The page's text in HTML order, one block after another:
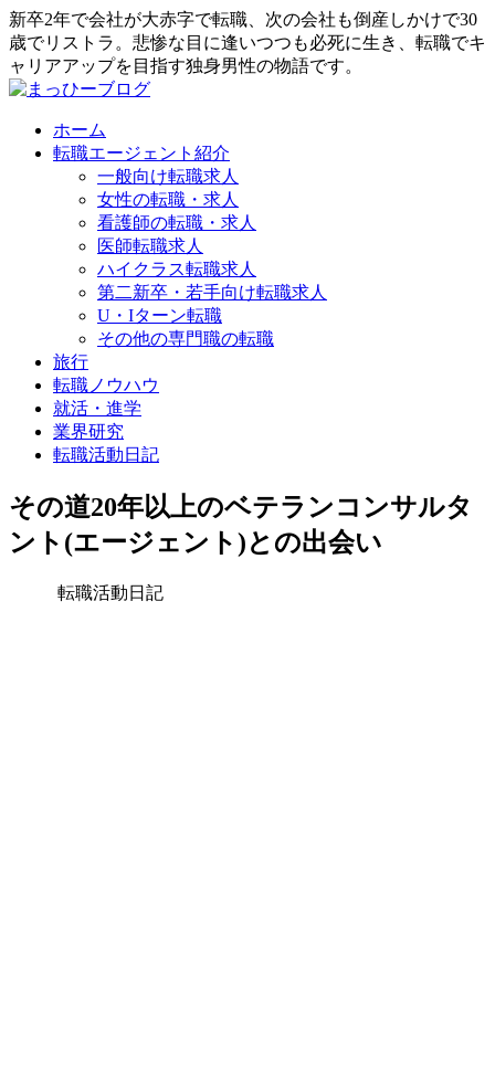
新卒2年で会社が大赤字で転職、次の会社も倒産しかけで30
歳でリストラ。悲惨な目に逢いつつも必死に生き、転職でキ
ャリアアップを目指す独身男性の物語です。
ホーム
転職エージェント紹介
一般向け転職求人
女性の転職・求人
看護師の転職・求人
医師転職求人
ハイクラス転職求人
第二新卒・若手向け転職求人
U・Iターン転職
その他の専門職の転職
旅行
転職ノウハウ
就活・進学
業界研究
転職活動日記
その道20年以上のベテランコンサルタ
ント(エージェント)との出会い
転職活動日記